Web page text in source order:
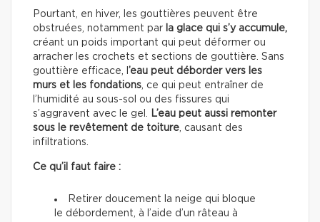
Pourtant, en hiver, les gouttières peuvent être
obstruées, notamment par la glace qui s’y accumule,
créant un poids important qui peut déformer ou
arracher les crochets et sections de gouttière. Sans
gouttière efficace, l ’eau peut déborder vers les
murs et les fondations, ce qui peut entraîner de
l’humidité au sous-sol ou des fissures qui
s’aggravent avec le gel. L’eau peut aussi remonter
sous le revêtement de toiture, causant des
infiltrations.
Ce qu’il faut faire :
Retirer doucement la neige qui bloque
le débordement, à l’aide d’un râteau à